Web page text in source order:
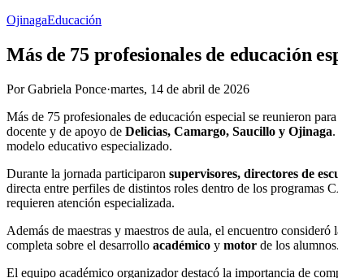
OjinagaEducación
Más de 75 profesionales de educación
PorGabriela Ponce·martes, 14 de abril de 2026
Más de 75 profesionales de educación especial se reunieron
docente y de apoyo de Delicias, Camargo, Saucillo y Ojinaga
modelo educativo especializado.
Durante la jornada participaron supervisores, directores de
directa entre perfiles de distintos roles dentro de los programas
requieren atención especializada.
Además de maestras y maestros de aula, el encuentro consideró
completa sobre el desarrollo académico y motor de los alumnos.
El equipo académico organizador destacó la importancia de